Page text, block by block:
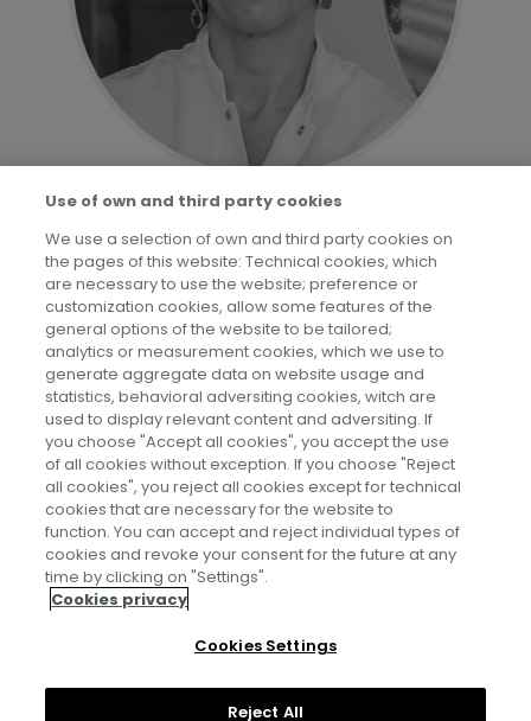
Marisol Soengas González
ERC - Advanced Grant (2021)
Premio Carmen y Severo Ochoa de Investigación en
Biología Molecular (2021)
Ciencias de la Vida
Aviso legal
Política de cookies
Use of own and third party cookies
We use a selection of own and third party cookies on
the pages of this website: Technical cookies, which
are necessary to use the website; preference or
customization cookies, allow some features of the
general options of the website to be tailored;
analytics or measurement cookies, which we use to
generate aggregate data on website usage and
statistics, behavioral adversiting cookies, witch are
used to display relevant content and adversiting. If
you choose "Accept all cookies", you accept the use
of all cookies without exception. If you choose "Reject
all cookies", you reject all cookies except for technical
cookies that are necessary for the website to
function. You can accept and reject individual types of
cookies and revoke your consent for the future at any
time by clicking on "Settings".
Cookies privacy
Cookies Settings
Reject All